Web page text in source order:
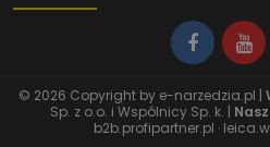
© 2026 Copyright by e-narzedzia.pl |
Sp. z o.o. i Wspólnicy Sp. k. |
b2b.profipartner.pl ·